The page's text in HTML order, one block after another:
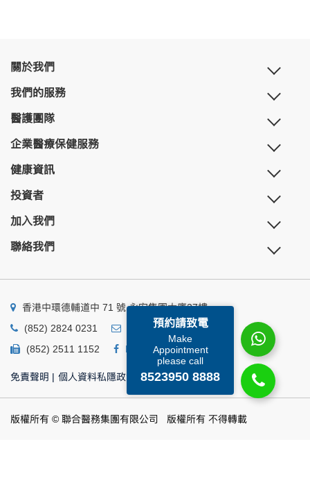
預約請致電
Make
Appointment
please call
8523950 8888
關於我們
我們的服務
醫護團隊
企業醫療保健服務
健康資訊
投資者
加入我們
聯絡我們
香港中環德輔道中 71 號 永安集團大廈27樓
(852) 2824 0231
business@ump.com.hk
(852) 2511 1152
Facebook Linkedin
免責聲明 | 個人資料私隱政策 | 個人資料收集聲明
版權所有 © 聯合醫務集團有限公司 版權所有 不得轉載